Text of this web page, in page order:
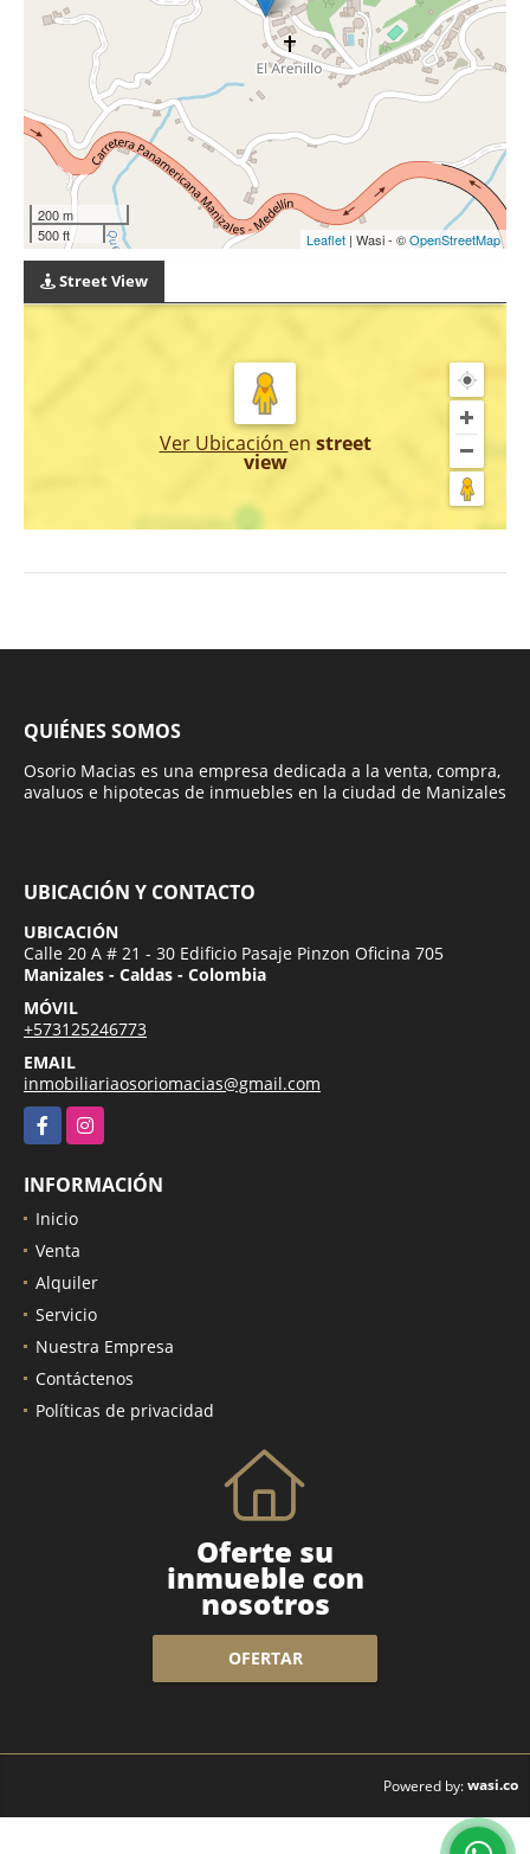
200 m
500 ft
Leaflet | Wasi - ©OpenStreetMap
Street View
Ver Ubicación en street
view
QUIÉNES SOMOS
Osorio Macias es una empresa dedicada a la venta, compra,
avaluos e hipotecas de inmuebles en la ciudad de Manizales
UBICACIÓN Y CONTACTO
UBICACIÓN
Calle 20 A # 21 - 30 Edificio Pasaje Pinzon Oficina 705
Manizales - Caldas - Colombia
MÓVIL
+573125246773
EMAIL
inmobiliariaosoriomacias@gmail.com
FacebookInstagram
INFORMACIÓN
Inicio
Venta
Alquiler
Servicio
Nuestra Empresa
Contáctenos
Políticas de privacidad
Oferte su
inmueble con
nosotros
OFERTAR
Powered by:wasi.co